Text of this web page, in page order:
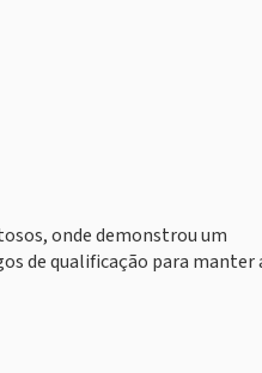
onde demonstrou um
de qualificação para manter